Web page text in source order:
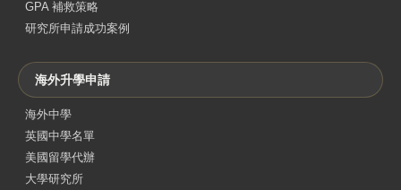
GPA 補救策略
研究所申請成功案例
海外升學申請
海外中學
英國中學名單
美國留學代辦
大學研究所